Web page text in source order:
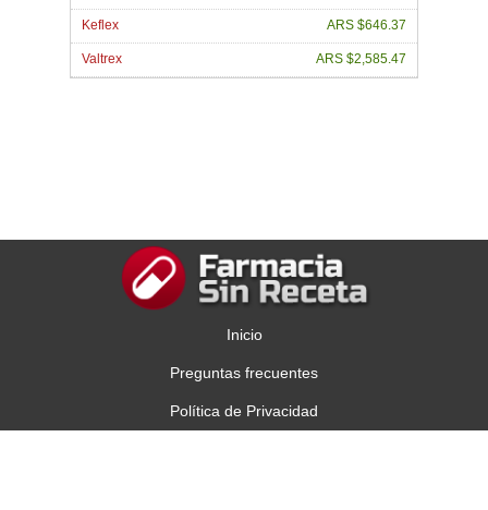
Keflex ARS $646.37
Valtrex ARS $2,585.47
Inicio
Preguntas frecuentes
Política de Privacidad